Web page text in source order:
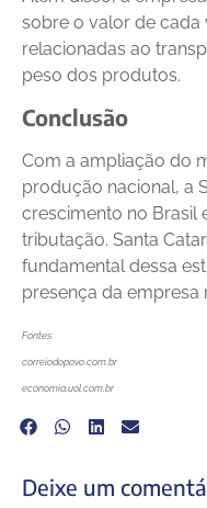
sobre o valor de cada
relacionadas ao
peso dos produtos.
Conclusão
Com a ampliação do
produção nacional, a
crescimento no Brasil
tributação. Santa
fundamental dessa
presença da empresa
Fontes:
correiodopovo.com.br
economia.uol.com.br
Deixe um